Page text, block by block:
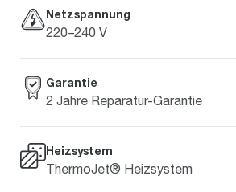
Netzspannung
220–240 V
Garantie
2 Jahre Reparatur-Garantie
Heizsystem
ThermoJet® Heizsystem